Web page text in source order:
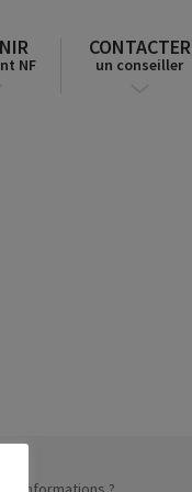
NF
CONTACTER
un conseiller